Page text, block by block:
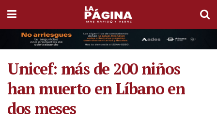
Unicef: más de 200 niños
han muerto en Líbano en
dos meses